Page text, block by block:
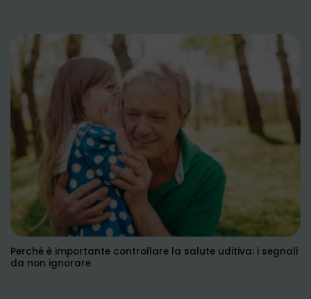
Perché è importante controllare la salute uditiva: i segnali
da non ignorare